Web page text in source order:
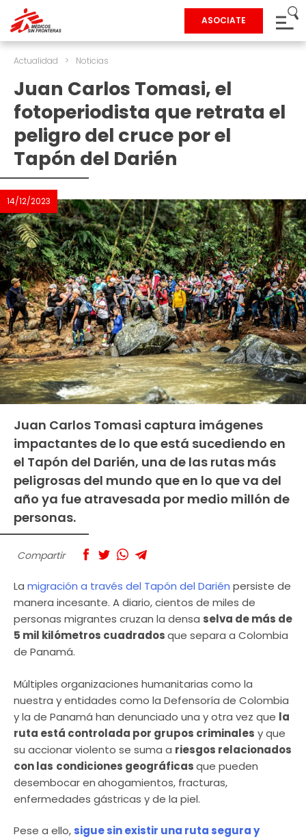
ASOCIATE
Actualidad > Noticias
Juan Carlos Tomasi, el
fotoperiodista que retrata el
peligro del cruce por el
Tapón del Darién
14/12/2023
Juan Carlos Tomasi captura imágenes
impactantes de lo que está sucediendo en
el Tapón del Darién, una de las rutas más
peligrosas del mundo que en lo que va del
año ya fue atravesada por medio millón de
personas.
Compartir
La migración a través del Tapón del Darién persiste de
manera incesante. A diario, cientos de miles de
personas migrantes cruzan la densa selva de más de
5 mil kilómetros cuadradosque separa a Colombia
de Panamá.
Múltiples organizaciones humanitarias como la
nuestra y entidades como la Defensoría de Colombia
y la de Panamá han denunciado una y otra vez que la
ruta está controlada por grupos criminales y que
su accionar violento se suma a riesgos relacionados
con las condiciones geográficasque pueden
desembocar enahogamientos, fracturas,
enfermedades gástricas y de la piel.
Pese a ello, sigue sin existir una ruta segura y